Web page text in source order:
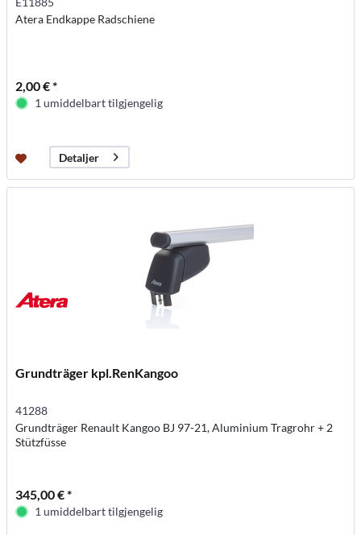
Atera Endkappe Radschiene
2,00 € *
1 umiddelbart tilgjengelig
Detaljer
Grundträger kpl.RenKangoo
41288
Grundträger Renault Kangoo BJ 97-21, Aluminium Tragrohr + 2
Stützfüsse
345,00 € *
1 umiddelbart tilgjengelig